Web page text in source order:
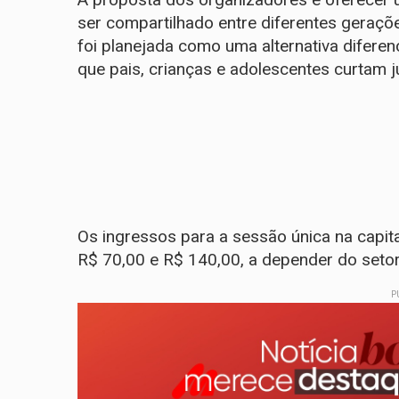
ser compartilhado entre diferentes
foi planejada como uma alternativa
que pais, crianças e adolescentes curtam
​Os ingressos para a sessão única na
R$ 70,00 e R$ 140,00, a depender do